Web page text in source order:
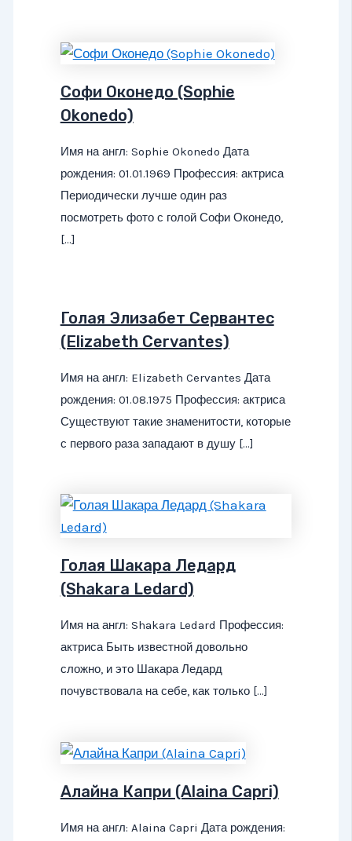
Софи Оконедо (Sophie
Okonedo)
Имя на англ: Sophie Okonedo Дата
рождения: 01.01.1969 Профессия: актриса
Периодически лучше один раз
посмотреть фото с голой Софи Оконедо,
[…]
Голая Элизабет Сервантес
(Elizabeth Cervantes)
Имя на англ: Elizabeth Cervantes Дата
рождения: 01.08.1975 Профессия: актриса
Существуют такие знаменитости, которые
с первого раза западают в душу […]
Голая Шакара Ледард
(Shakara Ledard)
Имя на англ: Shakara Ledard Профессия:
актриса Быть известной довольно
сложно, и это Шакара Ледард
почувствовала на себе, как только […]
Алайна Капри (Alaina Capri)
Имя на англ: Alaina Capri Дата рождения: